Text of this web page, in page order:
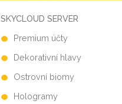
SKYCLOUD SERVER
Premium účty
Dekorativní hlavy
Ostrovní biomy
Hologramy